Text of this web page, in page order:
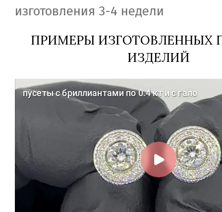
изготовления 3-4 недели
ПРИМЕРЫ ИЗГОТОВЛЕННЫХ
ИЗДЕЛИЙ